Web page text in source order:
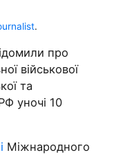
.
про
військової
та
уночі 10
Міжнародного